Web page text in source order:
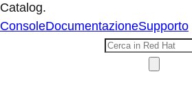
Catalog.
ConsoleDocumentazioneSupporto